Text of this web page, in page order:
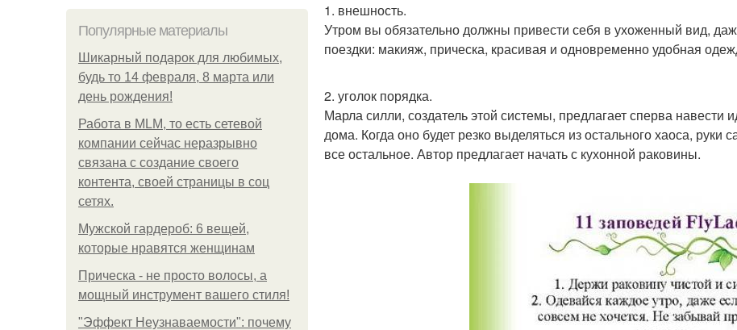
Популярные материалы
Шикарный подарок для любимых,
будь то 14 февраля, 8 марта или
день рождения!
Работа в MLM, то есть сетевой
компании сейчас неразрывно
связана с создание своего
контента, своей страницы в соц
сетях.
Мужской гардероб: 6 вещей,
которые нравятся женщинам
Прическа - не просто волосы, а
мощный инструмент вашего стиля!
"Эффект Неузнаваемости": почему
1. внешность.
Утром вы обязательно должны привести себя в ухоженный вид,
поездки: макияж, прическа, красивая и одновременно удобная
2. уголок порядка.
Марла силли, создатель этой системы, предлагает сперва
дома. Когда оно будет резко выделяться из остального хаоса,
все остальное. Автор предлагает начать с кухонной раковины.